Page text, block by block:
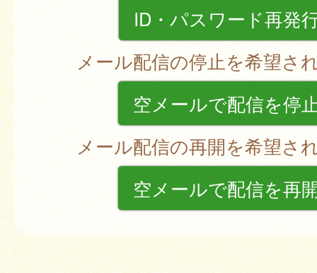
ID・パスワード再発
メール配信の停止を希望さ
空メールで配信を停
メール配信の再開を希望さ
空メールで配信を再